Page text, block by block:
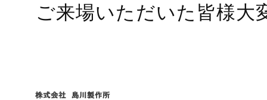
ご来場いただいた皆様